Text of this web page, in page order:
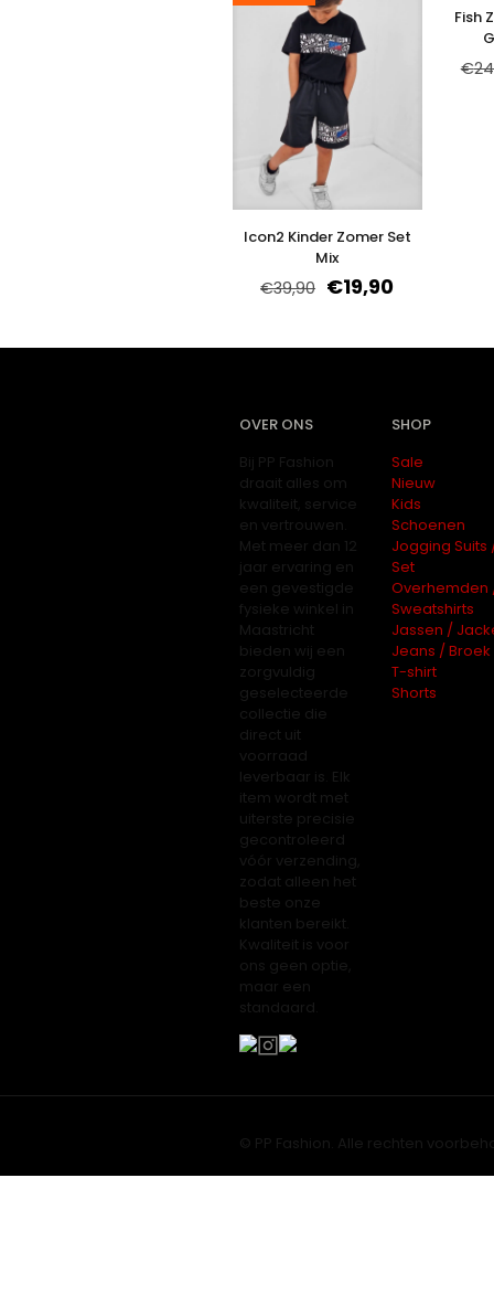
Icon2 Kinder Zomer Set
Mix
€39,90 €19,90
Fish
€
OVER ONS
Bij PP Fashion
draait alles om
kwaliteit, service
en vertrouwen.
Met meer dan 12
jaar ervaring en
een gevestigde
fysieke winkel in
Maastricht
bieden wij een
zorgvuldig
geselecteerde
collectie die
direct uit
voorraad
leverbaar is. Elk
item wordt met
uiterste precisie
gecontroleerd
vóór verzending,
zodat alleen het
beste onze
klanten bereikt.
Kwaliteit is voor
ons geen optie,
maar een
standaard.
SHOP
Sale
Nieuw
Kids
Schoenen
Jogging Suits
Set
Overhemden
Sweatshirts
Jassen /
Jeans / Broek
T-shirt
Shorts
© PP Fashion. Alle rechten